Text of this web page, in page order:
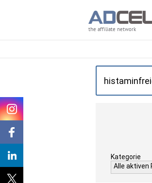
the affiliate network
Kategorie
Alle aktiven